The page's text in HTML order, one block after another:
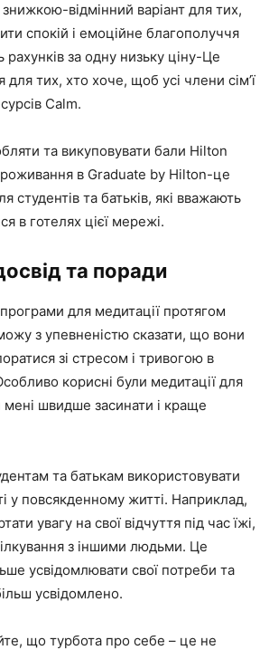
відмінний варіант для тих,
спокій і емоційне благополуччя
рахунків за одну низьку ціну-Це
для тих, хто хоче, щоб усі члени сім’ї
Calm.
та викуповувати бали Hilton
в Graduate by Hilton-це
студентів та батьків, які вважають
в готелях цієї мережі.
та поради
для медитації протягом
з упевненістю сказати, що вони
зі стресом і тривогою в
корисні були медитації для
мені швидше засинати і краще
та батькам використовувати
у повсякденному житті. Наприклад,
увагу на свої відчуття під час їжі,
з іншими людьми. Це
усвідомлювати свої потреби та
усвідомлено.
що турбота про себе – це не